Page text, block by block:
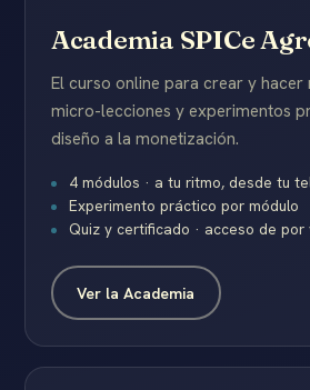
Academia SPICe
El curso online para crear y hacer
micro-lecciones y experimentos
diseño a la monetización.
4 módulos · a tu ritmo, desde tu
Experimento práctico por módulo
Quiz y certificado · acceso de por
Ver la Academia